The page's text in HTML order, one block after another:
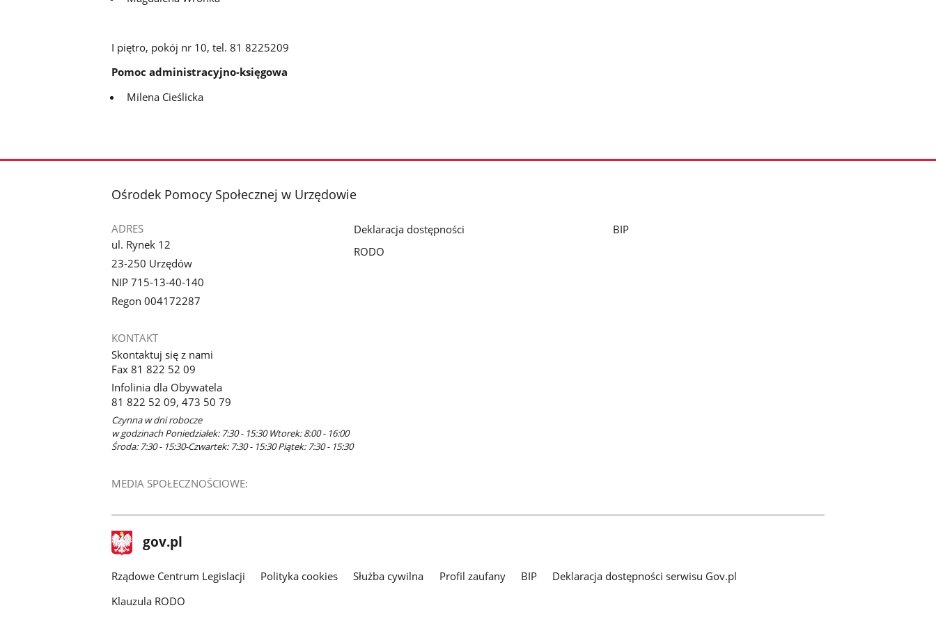
I piętro, pokój nr 10, tel. 81 8225209
Pomoc administracyjno-księgowa
Milena Cieślicka
stopka
Ośrodek Pomocy Społecznej w Urzędowie
ADRES
ul. Rynek 12
23-250 Urzędów
NIP 715-13-40-140
Regon 004172287
KONTAKT
Skontaktuj się z nami
Fax 81 822 52 09
Infolinia dla Obywatela
81 822 52 09, 473 50 79
Czynna w dni robocze
w godzinach Poniedziałek: 7:30 - 15:30 Wtorek: 8:00 - 16:00
Środa: 7:30 - 15:30-Czwartek: 7:30 - 15:30 Piątek: 7:30 - 15:30
MEDIA SPOŁECZNOŚCIOWE:
Deklaracja dostępności
RODO
BIP
stopka
gov.pl Strona
gov.pl
Rządowe Centrum Legislacji Polityka cookies Służba cywilna Profil zaufany BIP
Deklaracja dostępności serwisu Gov.pl
Klauzula RODO